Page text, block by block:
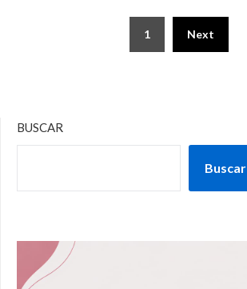
1 Next
BUSCAR
Buscar